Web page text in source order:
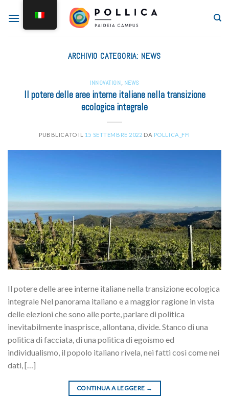
ARCHIVIO CATEGORIA: NEWS
INNOVATION , NEWS
Il potere delle aree interne italiane nella transizione
ecologica integrale
PUBBLICATO IL 15 SETTEMBRE 2022 DA POLLICA_FFI
Il potere delle aree interne italiane nella transizione ecologica
integrale Nel panorama italiano e a maggior ragione in vista
delle elezioni che sono alle porte, parlare di politica
inevitabilmente inasprisce, allontana, divide. Stanco di una
politica di facciata, di una politica di egoismo ed
individualismo, il popolo italiano rivela, nei fatti così come nei
dati, […]
CONTINUA A LEGGERE →